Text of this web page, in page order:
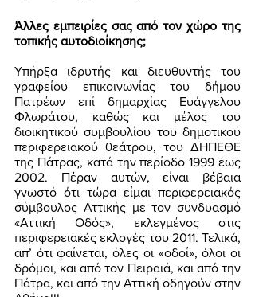
Άλλες εμπειρίες σας από τον χώρο της
τοπικής αυτοδιοίκησης;
Υπήρξα ιδρυτής και διευθυντής του
γραφείου επικοινωνίας του δήμου
Πατρέων επί δημαρχίας Ευάγγελου
Φλωράτου, καθώς και μέλος του
διοικητικού συμβουλίου του δημοτικού
περιφερειακού θεάτρου, του ΔΗΠΕΘΕ
της Πάτρας, κατά την περίοδο 1999 έως
2002. Πέραν αυτών, είναι βέβαια
γνωστό ότι τώρα είμαι περιφερειακός
σύμβουλος Αττικής με τον συνδυασμό
«Αττική Οδός», εκλεγμένος στις
περιφερειακές εκλογές του 2011. Τελικά,
απ’ ότι φαίνεται, όλες οι «οδοί», όλοι οι
δρόμοι, και από τον Πειραιά, και από την
Πάτρα, και από την Αττική οδηγούν στην